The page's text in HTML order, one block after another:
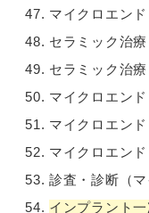
マイクロエンド
セラミック治療
セラミック治療
マイクロエンド
マイクロエンド
マイクロエンド
診査・診断（
インプラント一